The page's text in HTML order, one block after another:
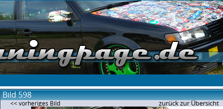
Bild 598
<< vorheriges Bild zurück zur Übersicht